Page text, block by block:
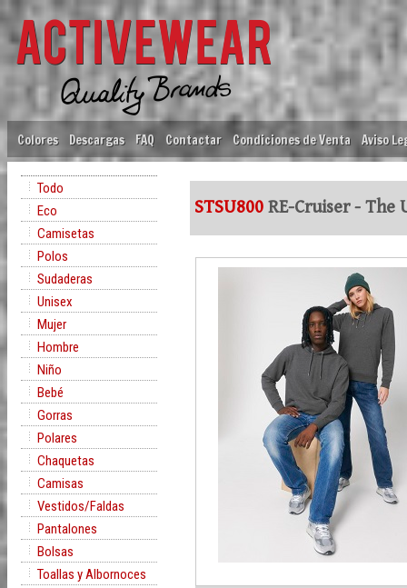
Colores Descargas FAQ Contactar Condiciones de Venta Aviso
Todo
Eco
Camisetas
Polos
Sudaderas
Unisex
Mujer
Hombre
Niño
Bebé
Gorras
Polares
Chaquetas
Camisas
Vestidos/Faldas
Pantalones
Bolsas
Toallas y Albornoces
STSU800 RE-Cruiser - The